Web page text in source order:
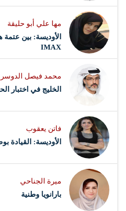
مها علي أبو حليقة
الأوديسة: بين
IMAX
محمد فيصل
‏الخليج في اختبار
فاتن يعقوب
الأوديسة: القيادة
ميرة الجناحي
بارانويا وطنية